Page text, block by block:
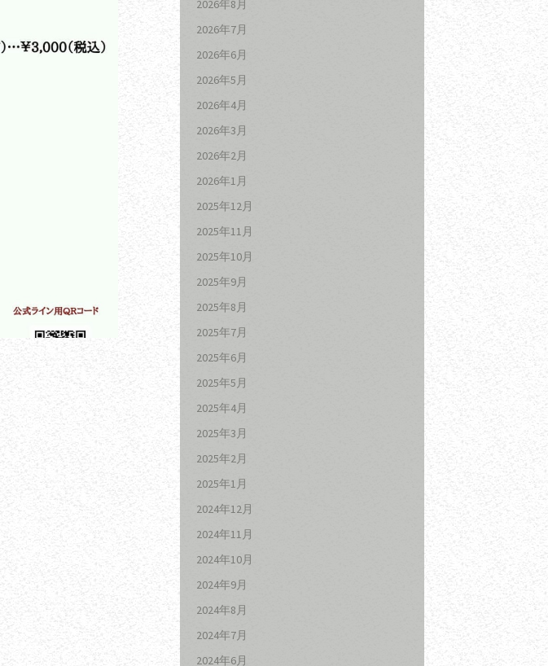
2026年8月
2026年7月
2026年6月
2026年5月
2026年4月
2026年3月
2026年2月
2026年1月
2025年12月
2025年11月
2025年10月
2025年9月
2025年8月
2025年7月
2025年6月
2025年5月
2025年4月
2025年3月
2025年2月
2025年1月
2024年12月
2024年11月
2024年10月
2024年9月
2024年8月
2024年7月
2024年6月